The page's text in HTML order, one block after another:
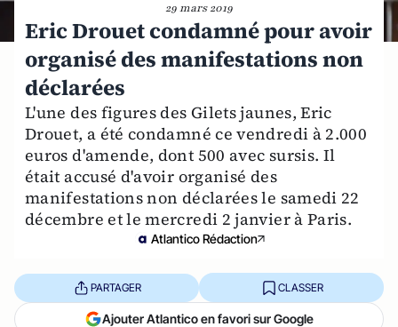
29 mars 2019
Eric Drouet condamné pour avoir
organisé des manifestations non
déclarées
L'une des figures des Gilets jaunes, Eric
Drouet, a été condamné ce vendredi à 2.000
euros d'amende, dont 500 avec sursis. Il
était accusé d'avoir organisé des
manifestations non déclarées le samedi 22
décembre et le mercredi 2 janvier à Paris.
Atlantico Rédaction
PARTAGER CLASSER
Ajouter Atlantico en favori sur Google